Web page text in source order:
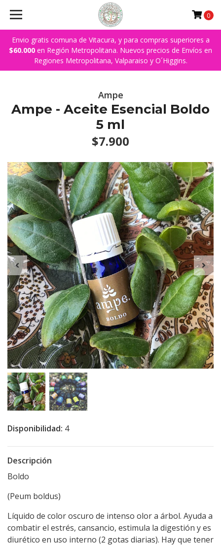
Envio gratis comuna de Vitacura, y para compras superiores a
$60.000 en Región Metropolitana. Nuevos precios de Envíos en
Regiones Metropolitana, Valparaiso y O´Higgins.
0
Ampe
Ampe - Aceite Esencial Boldo
5 ml
$7.900
Disponibilidad: 4
Descripción
Boldo
(Peum boldus)
Líquido de color oscuro de intenso olor a árbol. Ayuda a
combatir el estrés, cansancio, estimula la digestión y es
diurético en uso interno (2 gotas diarias). Hay que tener